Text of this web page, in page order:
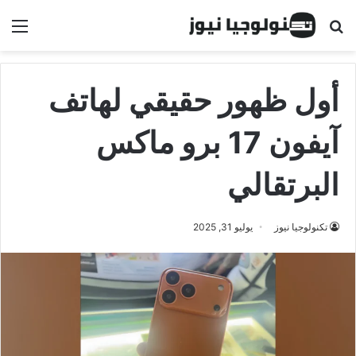
البحث عن
أول ظهور حقيقي لهاتف
آيفون 17 برو ماكس
البرتقالي
تكنولوجيا نيوز يوليو 31, 2025